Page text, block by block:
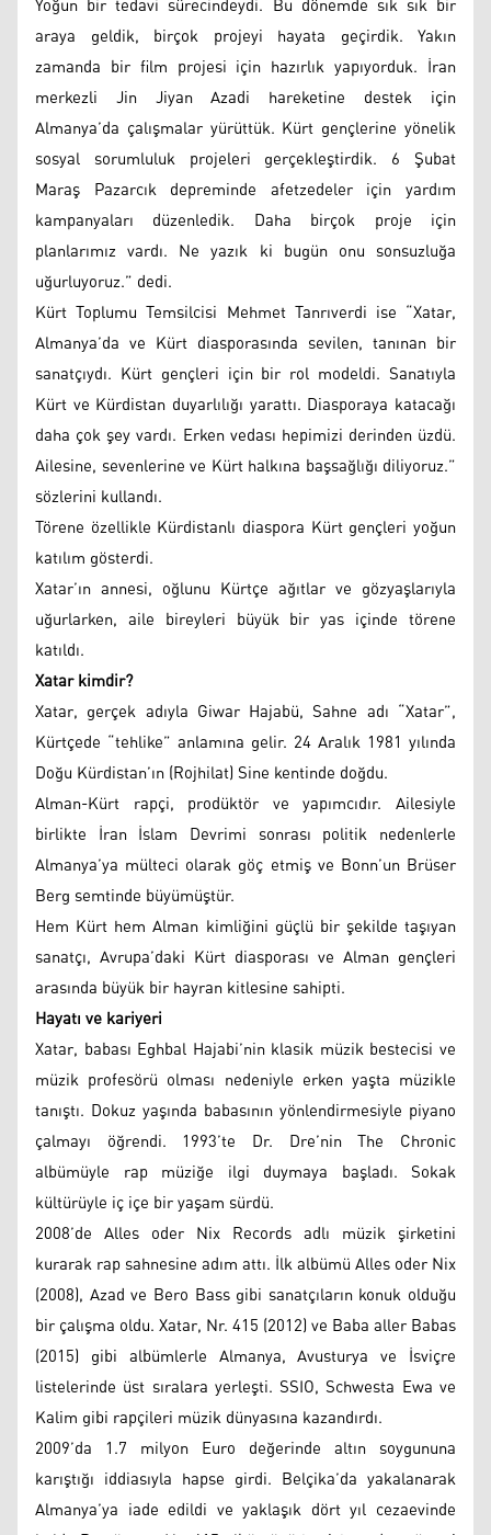
araya geldik, birçok projeyi hayata geçirdik. Yakın
zamanda bir film projesi için hazırlık yapıyorduk. İran
merkezli Jin Jiyan Azadi hareketine destek için
Almanya’da çalışmalar yürüttük. Kürt gençlerine yönelik
sosyal sorumluluk projeleri gerçekleştirdik. 6 Şubat
Maraş Pazarcık depreminde afetzedeler için yardım
kampanyaları düzenledik. Daha birçok proje için
planlarımız vardı. Ne yazık ki bugün onu sonsuzluğa
uğurluyoruz.” dedi.
Kürt Toplumu Temsilcisi Mehmet Tanrıverdi ise “Xatar,
Almanya’da ve Kürt diasporasında sevilen, tanınan bir
sanatçıydı. Kürt gençleri için bir rol modeldi. Sanatıyla
Kürt ve Kürdistan duyarlılığı yarattı. Diasporaya katacağı
daha çok şey vardı. Erken vedası hepimizi derinden üzdü.
Ailesine, sevenlerine ve Kürt halkına başsağlığı diliyoruz.”
sözlerini kullandı.
Törene özellikle Kürdistanlı diaspora Kürt gençleri yoğun
katılım gösterdi.
Xatar’ın annesi, oğlunu Kürtçe ağıtlar ve gözyaşlarıyla
uğurlarken, aile bireyleri büyük bir yas içinde törene
katıldı.
Xatar kimdir?
Xatar, gerçek adıyla Giwar Hajabü, Sahne adı “Xatar”,
Kürtçede “tehlike” anlamına gelir. 24 Aralık 1981 yılında
Doğu Kürdistan’ın (Rojhilat) Sine kentinde doğdu.
Alman-Kürt rapçi, prodüktör ve yapımcıdır. Ailesiyle
birlikte İran İslam Devrimi sonrası politik nedenlerle
Almanya’ya mülteci olarak göç etmiş ve Bonn’un Brüser
Berg semtinde büyümüştür.
Hem Kürt hem Alman kimliğini güçlü bir şekilde taşıyan
sanatçı, Avrupa’daki Kürt diasporası ve Alman gençleri
arasında büyük bir hayran kitlesine sahipti.
Hayatı ve kariyeri
Xatar, babası Eghbal Hajabi’nin klasik müzik bestecisi ve
müzik profesörü olması nedeniyle erken yaşta müzikle
tanıştı. Dokuz yaşında babasının yönlendirmesiyle piyano
çalmayı öğrendi. 1993’te Dr. Dre’nin The Chronic
albümüyle rap müziğe ilgi duymaya başladı. Sokak
kültürüyle iç içe bir yaşam sürdü.
2008’de Alles oder Nix Records adlı müzik şirketini
kurarak rap sahnesine adım attı. İlk albümü Alles oder Nix
(2008), Azad ve Bero Bass gibi sanatçıların konuk olduğu
bir çalışma oldu. Xatar, Nr. 415 (2012) ve Baba aller Babas
(2015) gibi albümlerle Almanya, Avusturya ve İsviçre
listelerinde üst sıralara yerleşti. SSIO, Schwesta Ewa ve
Kalim gibi rapçileri müzik dünyasına kazandırdı.
2009’da 1.7 milyon Euro değerinde altın soygununa
karıştığı iddiasıyla hapse girdi. Belçika’da yakalanarak
Almanya’ya iade edildi ve yaklaşık dört yıl cezaevinde